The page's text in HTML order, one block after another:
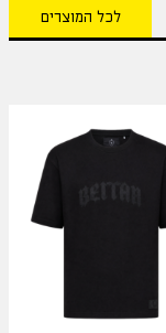
לכל המוצרים